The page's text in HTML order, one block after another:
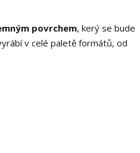
povrchem, kerý se bude
v celé paletě formátů, od